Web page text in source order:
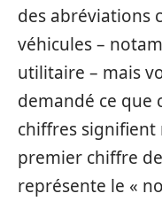
des abréviations
véhicules –
utilitaire – mais
demandé ce que
chiffres signifient
premier chiffre
représente le «